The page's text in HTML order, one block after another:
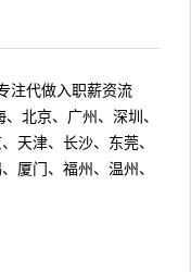
注代做入职薪资流
北京、广州、深圳、
天津、长沙、东莞、
厦门、福州、温州、